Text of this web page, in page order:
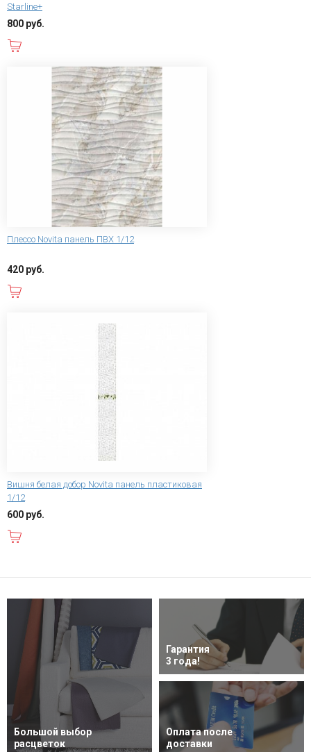
Starline+
800 руб.
Плессо Novita панель ПВХ 1/12
420 руб.
Вишня белая добор Novita панель пластиковая
1/12
600 руб.
Большой выбор
расцветок
Гарантия
3 года!
Оплата после
доставки